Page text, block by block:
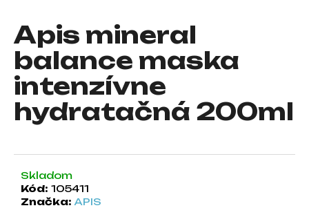
Apis mineral
balance maska
intenzívne
hydratačná 200ml
Skladom
Kód: 105411
Značka: APIS
j
s
ť
?
HĽADAŤ